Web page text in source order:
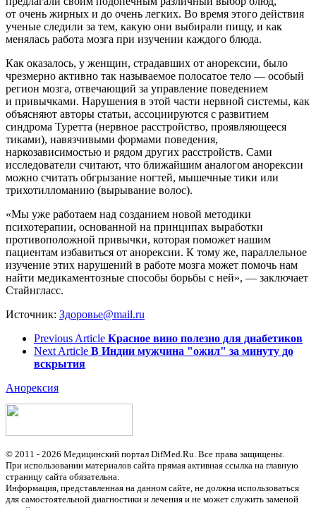
от очень жирных и до очень легких. Во время этого действия
ученые следили за тем, какую они выбирали пищу, и как
менялась работа мозга при изучении каждого блюда.
Как оказалось, у женщин, страдавших от анорексии, было
чрезмерно активно так называемое полосатое тело — особый
регион мозга, отвечающий за управление поведением
и привычками. Нарушения в этой части нервной системы, как
объясняют авторы статьи, ассоциируются с развитием
синдрома Туретта (нервное расстройство, проявляющееся
тиками), навязчивыми формами поведения,
наркозависимостью и рядом других расстройств. Сами
исследователи считают, что ближайшим аналогом анорексии
можно считать обгрызание ногтей, мышечные тики или
трихотилломанию (вырывание волос).
«Мы уже работаем над созданием новой методики
психотерапии, основанной на принципах выработки
противоположной привычки, которая поможет нашим
пациентам избавиться от анорексии. К тому же, параллельное
изучение этих нарушений в работе мозга может помочь нам
найти медикаментозные способы борьбы с ней», — заключает
Стайнгласс.
Источник: Здоровье@mail.ru
Previous Article Красное вино полезно для диабетиков
Next Article В Индии мужчина "ожил" за минуту до
вскрытия
Анорексия
© 2011 - 2026 Медицинский портал DifMed.Ru. Все права защищены.
При использовании материалов сайта прямая активная ссылка на главную
страницу сайта обязательна.
Информация, представленная на данном сайте, не должна использоваться
для самостоятельной диагностики и лечения и не может служить заменой